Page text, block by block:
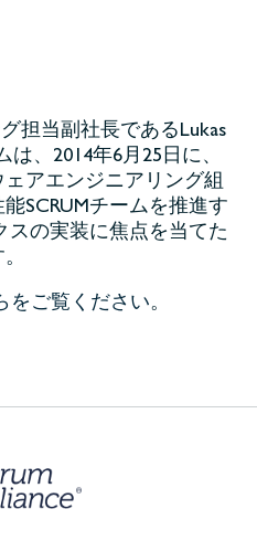
担当副社長であるLukas
、2014年6月25日に、
アエンジニアリング組
SCRUMチームを推進す
スの実装に焦点を当てた
をご覧ください。